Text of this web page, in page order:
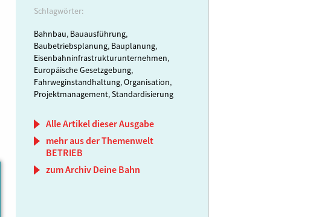
Schlagwörter:
Bahnbau, Bauausführung,
Baubetriebsplanung, Bauplanung,
Eisenbahninfrastrukturunternehmen,
Europäische Gesetzgebung,
Fahrweginstandhaltung,Organisation,
Projektmanagement,Standardisierung
Alle Artikel dieser Ausgabe
mehr aus der Themenwelt
BETRIEB
zum Archiv Deine Bahn